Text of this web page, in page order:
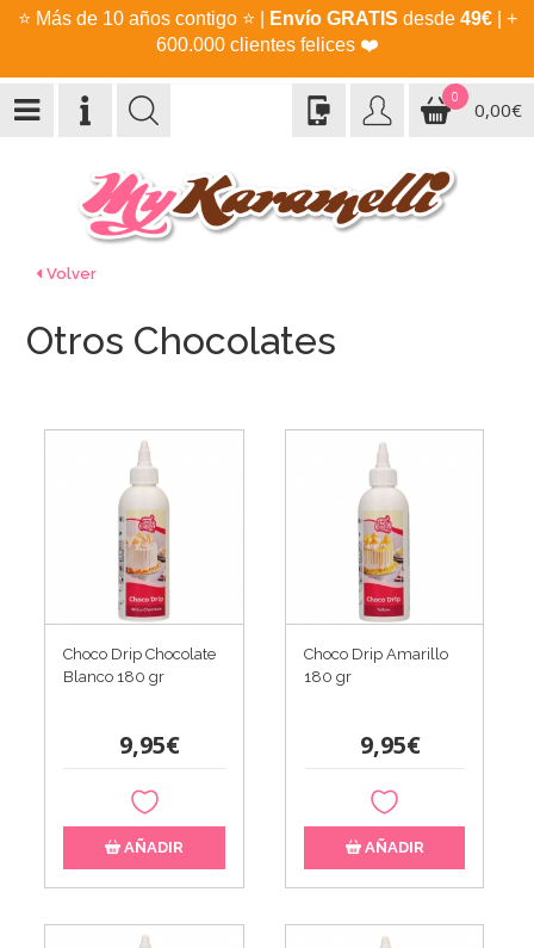
⭐ Más de 10 años contigo ⭐ Envío GRATIS desde 49€| +
600.000 clientes felices ❤️
0
0,00€
Volver
Otros Chocolates
Choco Drip Chocolate
Blanco 180 gr
9,95€
AÑADIR
Choco Drip Amarillo
180 gr
9,95€
AÑADIR